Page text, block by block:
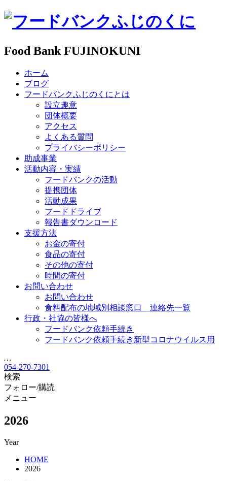
Food Bank FUJINOKUNI
ホーム
ブログ
フードバンクふじのくにとは
設立趣意
団体概要
アクセス
よくある質問
プライバシーポリシー
助成事業
活動内容・実績
フードバンクの活動
提携団体
活動成果
フードドライブ
報告書ダウンロード
支援方法
お金の寄付
食品の寄付
その他の寄付
時間の寄付
お問い合わせ
お問い合わせ
食料配布の地域別相談窓口 連絡先一覧
行政・社協の皆様へ
フードバンク依頼手続き
フードバンク依頼手続き新型コロナウイルス用
…
054-270-7301
検索
フォロー/購読
メニュー
2026
Year
HOME
2026